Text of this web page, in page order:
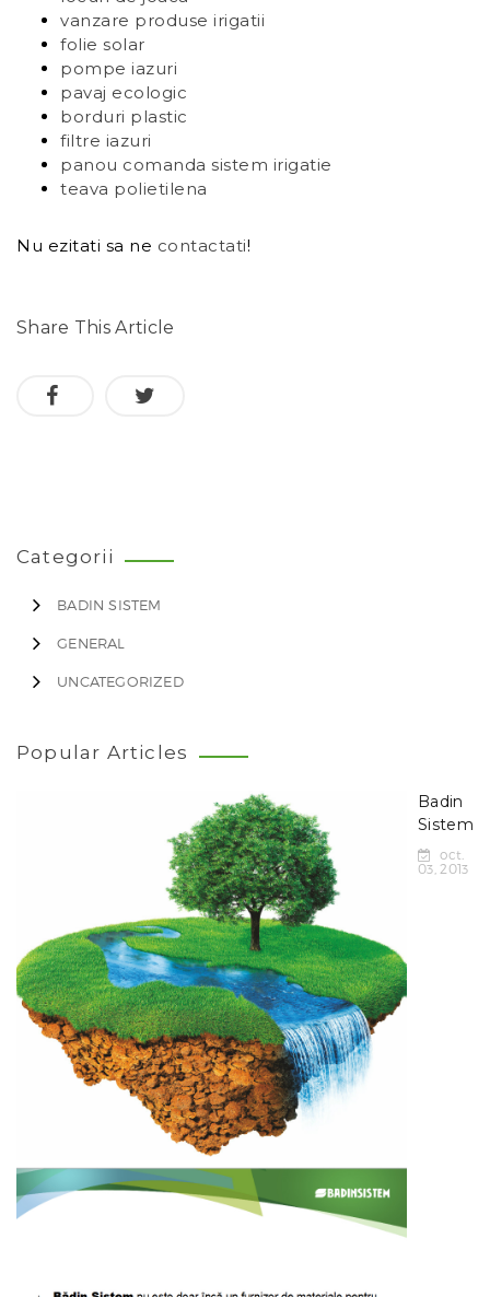
vanzare produse irigatii
folie solar
pompe iazuri
pavaj ecologic
borduri plastic
filtre iazuri
panou comanda sistem irigatie
teava polietilena
Nu ezitati sa ne contactati!
Share This Article
Categorii
BADIN SISTEM
GENERAL
UNCATEGORIZED
Popular Articles
Badin
Sistem
oct.
03, 2013